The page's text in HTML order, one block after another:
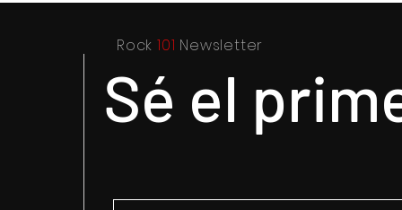
Rock 101 Newsletter
Sé el